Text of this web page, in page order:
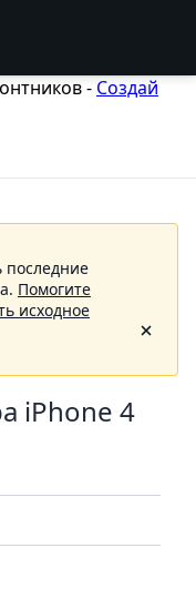
- Создай
последние
Помогите
исходное
iPhone 4